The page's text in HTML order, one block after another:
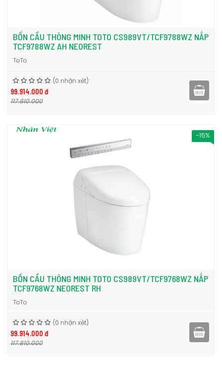
BỒN CẦU THÔNG MINH TOTO CS989VT/TCF9788WZ NẮP
TCF9788WZ AH NEOREST
ToTo
(0 nhận xét)
99.914.000 đ
117.810.000
-15%
BỒN CẦU THÔNG MINH TOTO CS989VT/TCF9768WZ NẮP
TCF9768WZ NEOREST RH
ToTo
(0 nhận xét)
99.914.000 đ
117.810.000